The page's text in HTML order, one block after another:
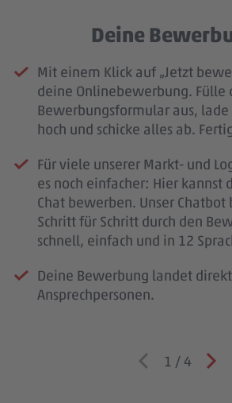
Deine
Mit einem Klick auf „Jetzt
deine Onlinebewerbung. Fülle
Bewerbungsformular aus,
hoch und schicke alles ab.
Für viele unserer Markt- und
es noch einfacher: Hier kannst
Chat bewerben. Unser
Schritt für Schritt durch den
schnell, einfach und in 12
Deine Bewerbung landet
Ansprechpersonen.
1 / 4